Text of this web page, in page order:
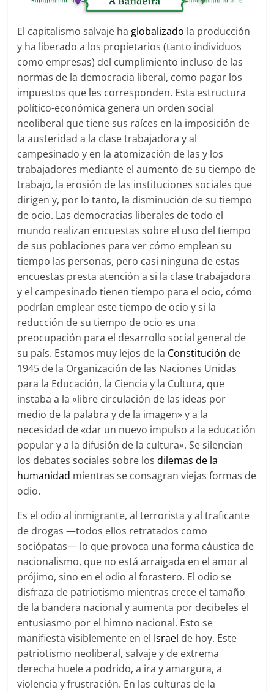
El capitalismo salvaje ha globalizado la producción
y ha liberado a los propietarios (tanto individuos
como empresas) del cumplimiento incluso de las
normas de la democracia liberal, como pagar los
impuestos que les corresponden. Esta estructura
político-económica genera un orden social
neoliberal que tiene sus raíces en la imposición de
la austeridad a la clase trabajadora y al
campesinado y en la atomización de las y los
trabajadores mediante el aumento de su tiempo de
trabajo, la erosión de las instituciones sociales que
dirigen y, por lo tanto, la disminución de su tiempo
de ocio. Las democracias liberales de todo el
mundo realizan encuestas sobre el uso del tiempo
de sus poblaciones para ver cómo emplean su
tiempo las personas, pero casi ninguna de estas
encuestas presta atención a si la clase trabajadora
y el campesinado tienen tiempo para el ocio, cómo
podrían emplear este tiempo de ocio y si la
reducción de su tiempo de ocio es una
preocupación para el desarrollo social general de
su país. Estamos muy lejos de la Constitución de
1945 de la Organización de las Naciones Unidas
para la Educación, la Ciencia y la Cultura, que
instaba a la «libre circulación de las ideas por
medio de la palabra y de la imagen» y a la
necesidad de «dar un nuevo impulso a la educación
popular y a la difusión de la cultura». Se silencian
los debates sociales sobre losdilemas de la
humanidad mientras se consagran viejas formas de
odio.
Es el odio al inmigrante, al terrorista y al traficante
de drogas —todos ellos retratados como
sociópatas— lo que provoca una forma cáustica de
nacionalismo, que no está arraigada en el amor al
prójimo, sino en el odio al forastero. El odio se
disfraza de patriotismo mientras crece el tamaño
de la bandera nacional y aumenta por decibeles el
entusiasmo por el himno nacional. Esto se
manifiesta visiblemente en el Israel de hoy. Este
patriotismo neoliberal, salvaje y de extrema
derecha huele a podrido, a ira y amargura, a
violencia y frustración. En las culturas de la